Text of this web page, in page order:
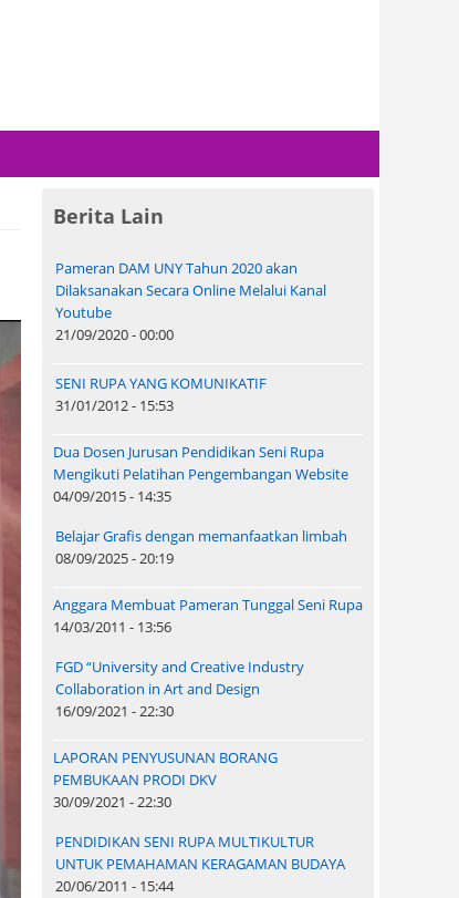
Berita Lain
Pameran DAM UNY Tahun 2020 akan
Dilaksanakan Secara Online Melalui Kanal
Youtube
21/09/2020 - 00:00
SENI RUPA YANG KOMUNIKATIF
31/01/2012 - 15:53
Dua Dosen Jurusan Pendidikan Seni Rupa
Mengikuti Pelatihan Pengembangan Website
04/09/2015 - 14:35
Belajar Grafis dengan memanfaatkan limbah
08/09/2025 - 20:19
Anggara Membuat Pameran Tunggal Seni Rupa
14/03/2011 - 13:56
FGD “University and Creative Industry
Collaboration in Art and Design
16/09/2021 - 22:30
LAPORAN PENYUSUNAN BORANG
PEMBUKAAN PRODI DKV
30/09/2021 - 22:30
PENDIDIKAN SENI RUPA MULTIKULTUR
UNTUK PEMAHAMAN KERAGAMAN BUDAYA
20/06/2011 - 15:44